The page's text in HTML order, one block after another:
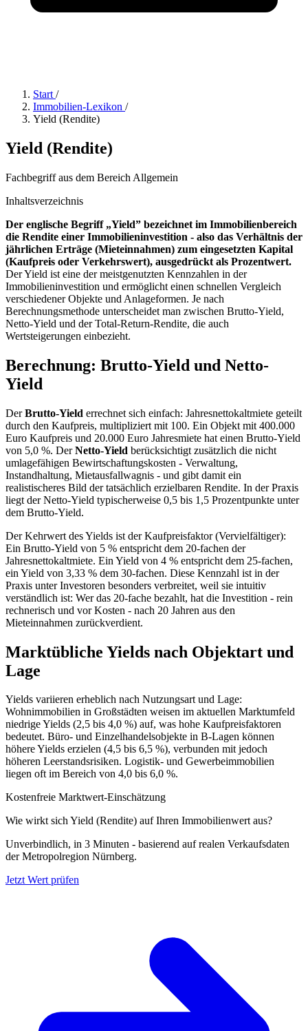
Start /
Immobilien-Lexikon /
Yield (Rendite)
Yield (Rendite)
Fachbegriff aus dem Bereich Allgemein
Inhaltsverzeichnis
Der englische Begriff „Yield” bezeichnet im Immobilienbereich
die Rendite einer Immobilieninvestition - also das Verhältnis der
jährlichen Erträge (Mieteinnahmen) zum eingesetzten Kapital
(Kaufpreis oder Verkehrswert), ausgedrückt als Prozentwert.
Der Yield ist eine der meistgenutzten Kennzahlen in der
Immobilieninvestition und ermöglicht einen schnellen Vergleich
verschiedener Objekte und Anlageformen. Je nach
Berechnungsmethode unterscheidet man zwischen Brutto-Yield,
Netto-Yield und der Total-Return-Rendite, die auch
Wertsteigerungen einbezieht.
Berechnung: Brutto-Yield und Netto-
Yield
DerBrutto-Yield errechnet sich einfach: Jahresnettokaltmiete geteilt
durch den Kaufpreis, multipliziert mit 100. Ein Objekt mit 400.000
Euro Kaufpreis und 20.000 Euro Jahresmiete hat einen Brutto-Yield
von 5,0 %. DerNetto-Yield berücksichtigt zusätzlich die nicht
umlagefähigen Bewirtschaftungskosten - Verwaltung,
Instandhaltung, Mietausfallwagnis - und gibt damit ein
realistischeres Bild der tatsächlich erzielbaren Rendite. In der Praxis
liegt der Netto-Yield typischerweise 0,5 bis 1,5 Prozentpunkte unter
dem Brutto-Yield.
Der Kehrwert des Yields ist der Kaufpreisfaktor (Vervielfältiger):
Ein Brutto-Yield von 5 % entspricht dem 20-fachen der
Jahresnettokaltmiete. Ein Yield von 4 % entspricht dem 25-fachen,
ein Yield von 3,33 % dem 30-fachen. Diese Kennzahl ist in der
Praxis unter Investoren besonders verbreitet, weil sie intuitiv
verständlich ist: Wer das 20-fache bezahlt, hat die Investition - rein
rechnerisch und vor Kosten - nach 20 Jahren aus den
Mieteinnahmen zurückverdient.
Marktübliche Yields nach Objektart und
Lage
Yields variieren erheblich nach Nutzungsart und Lage:
Wohnimmobilien in Großstädten weisen im aktuellen Marktumfeld
niedrige Yields (2,5 bis 4,0 %) auf, was hohe Kaufpreisfaktoren
bedeutet. Büro- und Einzelhandelsobjekte in B-Lagen können
höhere Yields erzielen (4,5 bis 6,5 %), verbunden mit jedoch
höheren Leerstandsrisiken. Logistik- und Gewerbeimmobilien
liegen oft im Bereich von 4,0 bis 6,0 %.
Kostenfreie Marktwert-Einschätzung
Wie wirkt sich Yield (Rendite) auf Ihren Immobilienwert aus?
Unverbindlich, in 3 Minuten - basierend auf realen Verkaufsdaten
der Metropolregion Nürnberg.
Jetzt Wert prüfen